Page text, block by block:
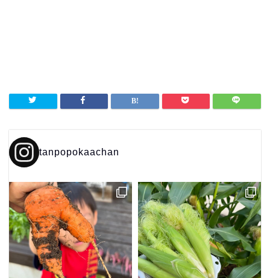
tanpopokaachan